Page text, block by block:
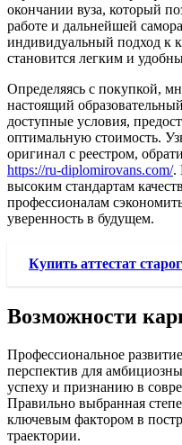
окончании вуза, который
работе и дальнейшей
индивидуальный подход к
становится легким и
Определяясь с покупкой,
настоящий
доступные условия,
оптимальную стоимость.
оригинал с реестром,
https://ru-diplomirovans.com/.
высоким стандартам
профессионалам
уверенность в будущем.
Купить аттестат
Возможности
Профессиональное
перспектив для
успеху и признанию в
Правильно выбранная
ключевым фактором в
траектории.